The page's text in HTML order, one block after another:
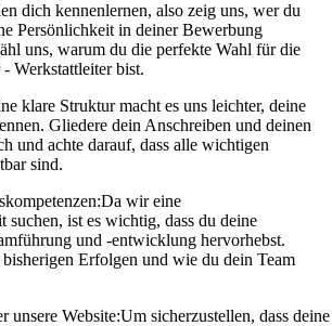
dich kennenlernen, also zeig uns, wer du
Persönlichkeit in deiner Bewerbung
uns, warum du die perfekte Wahl für die
Werkstattleiter bist.
klare Struktur macht es uns leichter, deine
Gliedere dein Anschreiben und deinen
und achte darauf, dass alle wichtigen
sind.
Da wir eine
suchen, ist es wichtig, dass du deine
und -entwicklung hervorhebst.
Erfolgen und wie du dein Team
unsere Website:Um sicherzustellen, dass deine